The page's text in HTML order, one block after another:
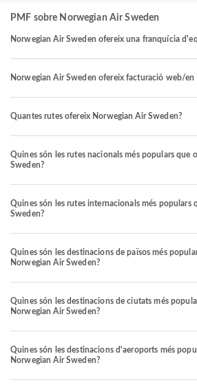
PMF sobre Norwegian Air Sweden
Norwegian Air Sweden ofereix una franquícia
Norwegian Air Sweden ofereix facturació web/en
Quantes rutes ofereix Norwegian Air Sweden?
Quines són les rutes nacionals més populars que
Sweden?
Quines són les rutes internacionals més populars
Sweden?
Quines són les destinacions de països més
Norwegian Air Sweden?
Quines són les destinacions de ciutats més
Norwegian Air Sweden?
Quines són les destinacions d'aeroports més
Norwegian Air Sweden?